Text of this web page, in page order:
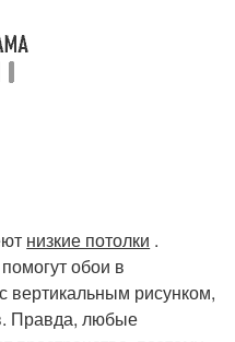
низкие потолки .
обои в
вертикальным рисунком,
Правда, любые